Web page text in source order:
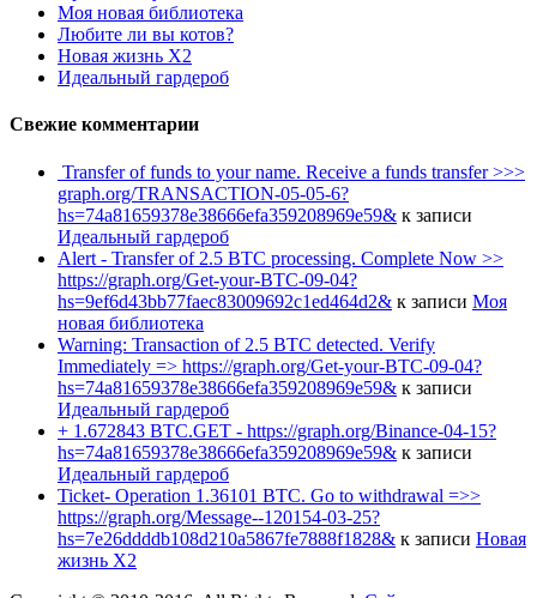
Моя новая библиотека
Любите ли вы котов?
Новая жизнь Х2
Идеальный гардероб
Свежие комментарии
️ Transfer of funds to your name. Receive a funds transfer >>>
graph.org/TRANSACTION-05-05-6?
hs=74a81659378e38666efa359208969e59& к записи
Идеальный гардероб
Alert - Transfer of 2.5 BTC processing. Complete Now >>
https://graph.org/Get-your-BTC-09-04?
hs=9ef6d43bb77faec83009692c1ed464d2& к записи Моя
новая библиотека
Warning: Transaction of 2.5 BTC detected. Verify
Immediately => https://graph.org/Get-your-BTC-09-04?
hs=74a81659378e38666efa359208969e59& к записи
Идеальный гардероб
+ 1.672843 BTC.GET - https://graph.org/Binance-04-15?
hs=74a81659378e38666efa359208969e59& к записи
Идеальный гардероб
Ticket- Operation 1.36101 BTC. Go to withdrawal =>>
https://graph.org/Message--120154-03-25?
hs=7e26ddddb108d210a5867fe7888f1828& к записи Новая
жизнь Х2